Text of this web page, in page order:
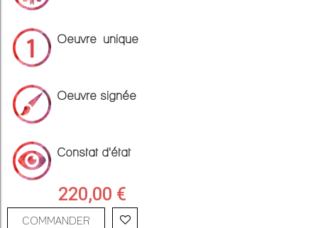
Oeuvre unique
Oeuvre signée
Constat d'état
220,00 €
COMMANDER